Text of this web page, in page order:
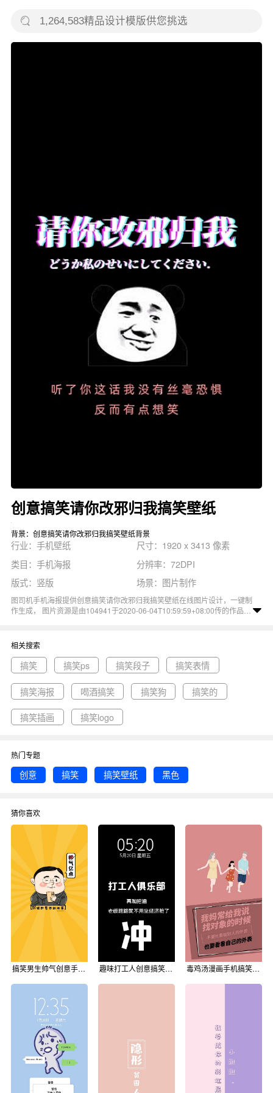
创意搞笑请你改邪归我搞笑壁纸
背景：创意搞笑请你改邪归我搞笑壁纸背景
行业：手机壁纸
尺寸：1920 x 3413 像素
类目：手机海报
分辨率：72DPI
版式：竖版
场景：图片制作
图司机手机海报提供创意搞笑请你改邪归我搞笑壁纸在线图片设计，一键制
作生成， 图片资源是由104941于2020-06-04T10:59:59+08:00传的作品。
要用于手机壁纸行业，为您推荐与创意搞笑请你改邪归我搞笑壁纸相关的专
题搞笑, 搞笑ps, 搞笑段子等优质图片模板资源。
相关搜索
搞笑 搞笑ps 搞笑段子 搞笑表情
搞笑海报 喝酒搞笑 搞笑狗 搞笑的
搞笑插画 搞笑logo
热门专题
创意 搞笑 搞笑壁纸 黑色
猜你喜欢
搞笑男生帅气创意手机壁纸 趣味打工人创意搞笑卡通文字手机壁纸 毒鸡汤漫画手机搞笑壁纸